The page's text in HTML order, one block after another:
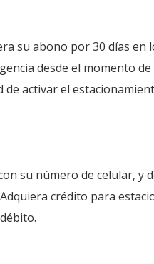
su abono por 30 días
desde el momento
de activar el
su número de celular,
crédito para